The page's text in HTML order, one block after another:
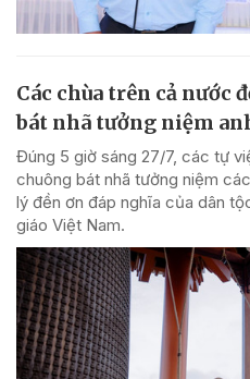
Các chùa trên cả nước
bát nhã tưởng niệm
Đúng 5 giờ sáng 27/7, các tự
chuông bát nhã tưởng niệm
lý đền ơn đáp nghĩa của dân
giáo Việt Nam.